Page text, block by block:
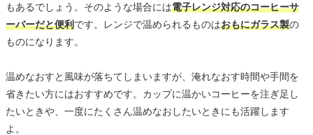
もあるでしょう。そのような場合には電子レンジ対応のコーヒーサ
ーバーだと便利です。レンジで温められるものはおもにガラス製の
ものになります。
温めなおすと風味が落ちてしまいますが、淹れなおす時間や手間を
省きたい方にはおすすめです。カップに温かいコーヒーを注ぎ足し
たいときや、一度にたくさん温めなおしたいときにも活躍します
よ。